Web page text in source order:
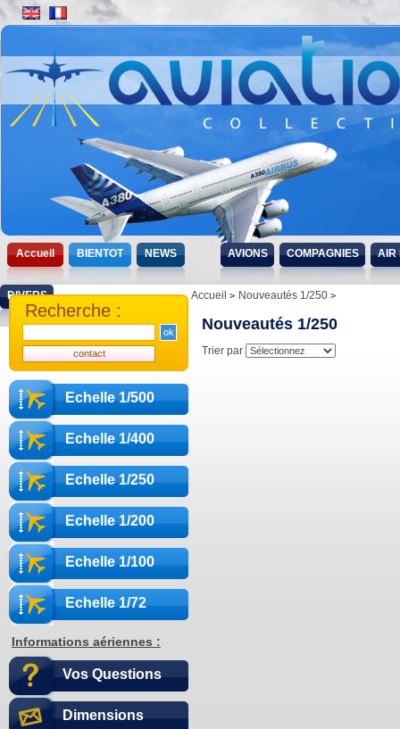
Accueil BIENTOT NEWS AVIONS COMPAGNIES AIR
DIVERS
Echelle 1/500
Echelle 1/400
Echelle 1/250
Echelle 1/200
Echelle 1/100
Echelle 1/72
Informations aériennes :
Vos Questions
Dimensions
Recherche :
Accueil Nouveautés 1/250
Nouveautés 1/250
Trier par